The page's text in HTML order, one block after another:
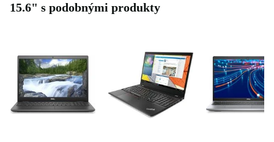
15.6" s podobnými produkty